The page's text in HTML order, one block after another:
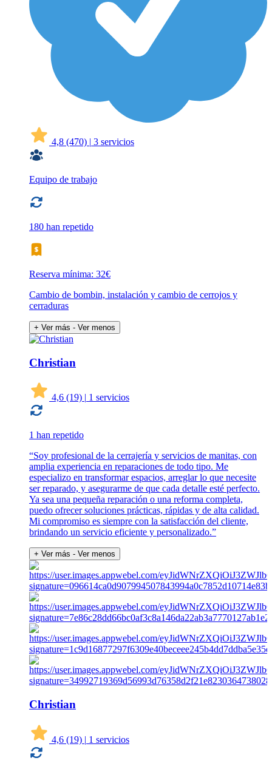
4,8 (470) | 3 servicios
Equipo de trabajo
180 han repetido
Reserva mínima: 32€
Cambio de bombin, instalación y cambio de cerrojos y
cerraduras
+ Ver más - Ver menos
Christian
4,6 (19) | 1 servicios
1 han repetido
“Soy profesional de la cerrajería y servicios de manitas, con
amplia experiencia en reparaciones de todo tipo. Me
especializo en transformar espacios, arreglar lo que necesite
ser reparado, y asegurarme de que cada detalle esté perfecto.
Ya sea una pequeña reparación o una reforma completa,
puedo ofrecer soluciones prácticas, rápidas y de alta calidad.
Mi compromiso es siempre con la satisfacción del cliente,
brindando un servicio eficiente y personalizado.”
+ Ver más - Ver menos
Christian
4,6 (19) | 1 servicios